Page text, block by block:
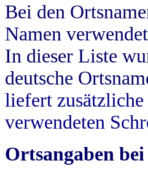
Bei den
Namen
In dieser Liste
deutsche
liefert
verwendeten
Ortsangaben